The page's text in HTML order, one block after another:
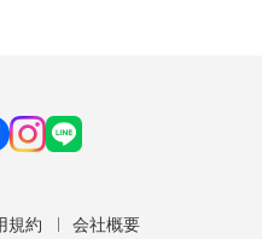
規約
会社概要